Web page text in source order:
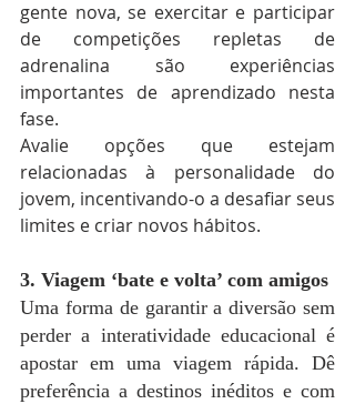
gente nova, se exercitar e participar
de competições repletas de
adrenalina são experiências
importantes de aprendizado nesta
fase.
Avalie opções que estejam
relacionadas à personalidade do
jovem, incentivando-o a desafiar seus
limites e criar novos hábitos.
3. Viagem ‘bate e volta’ com amigos
Uma forma de garantir a diversão sem
perder a interatividade educacional é
apostar em uma viagem rápida. Dê
preferência a destinos inéditos e com